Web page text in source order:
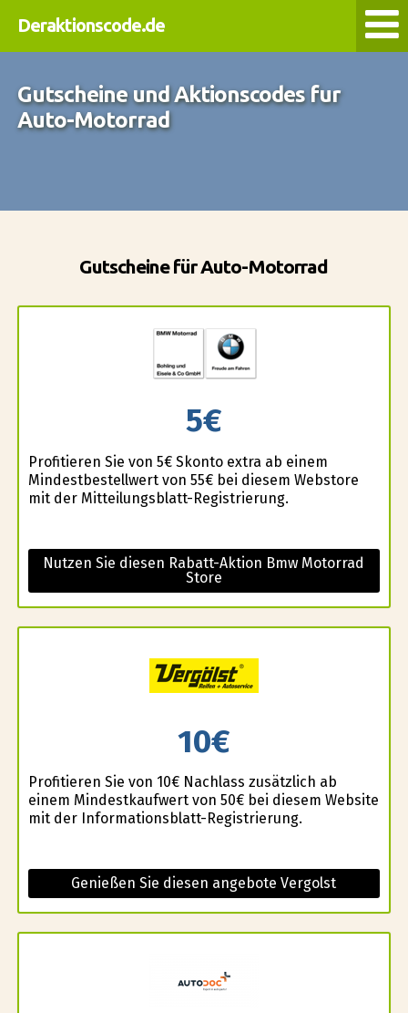
Deraktionscode.de
Gutscheine und Aktionscodes fur
Auto-Motorrad
Gutscheine für Auto-Motorrad
5€
Profitieren Sie von 5€ Skonto extra ab einem
Mindestbestellwert von 55€ bei diesem Webstore
mit der Mitteilungsblatt-Registrierung.
Nutzen Sie diesen Rabatt-Aktion Bmw Motorrad
Store
10€
Profitieren Sie von 10€ Nachlass zusätzlich ab
einem Mindestkaufwert von 50€ bei diesem Website
mit der Informationsblatt-Registrierung.
Genießen Sie diesen angebote Vergolst